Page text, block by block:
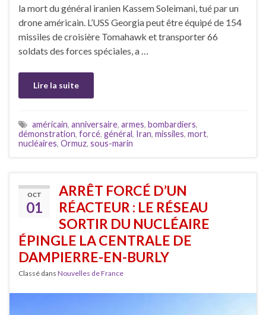
la mort du général iranien Kassem Soleimani, tué par un
drone américain. L’USS Georgia peut être équipé de 154
missiles de croisière Tomahawk et transporter 66
soldats des forces spéciales, a …
Lire la suite
américain, anniversaire, armes, bombardiers,
démonstration, forcé, général, Iran, missiles, mort,
nucléaires, Ormuz, sous-marin
OCT
01
ARRÊT FORCÉ D’UN
RÉACTEUR : LE RÉSEAU
SORTIR DU NUCLÉAIRE
ÉPINGLE LA CENTRALE DE
DAMPIERRE-EN-BURLY
Classé dans Nouvelles de France